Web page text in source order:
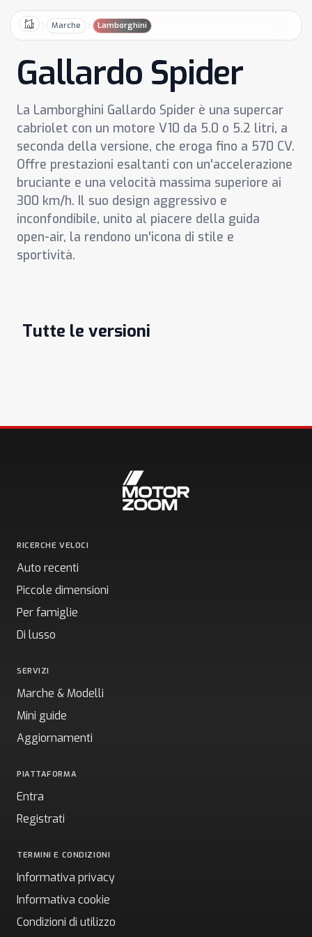
HomeMarche Lamborghini
Gallardo Spider
La Lamborghini Gallardo Spider è una supercar
cabriolet con un motore V10 da 5.0 o 5.2 litri, a
seconda della versione, che eroga fino a 570 CV.
Offre prestazioni esaltanti con un'accelerazione
bruciante e una velocità massima superiore ai
300 km/h. Il suo design aggressivo e
inconfondibile, unito al piacere della guida
open-air, la rendono un'icona di stile e
sportività.
Tutte le versioni
RICERCHE VELOCI
Auto recenti
Piccole dimensioni
Per famiglie
Di lusso
SERVIZI
Marche & Modelli
Mini guide
Aggiornamenti
PIATTAFORMA
Entra
Registrati
TERMINI E CONDIZIONI
Informativa privacy
Informativa cookie
Condizioni di utilizzo